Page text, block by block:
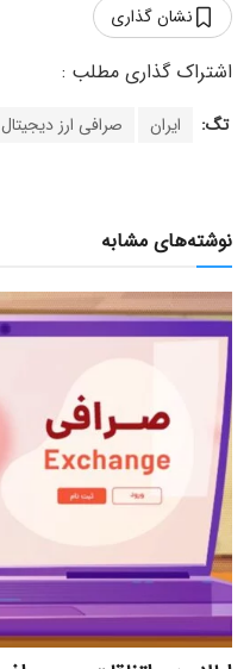
نشان گذاری
تگ: ایران صرافی ارز دیجیتال
نوشته‌های مشابه